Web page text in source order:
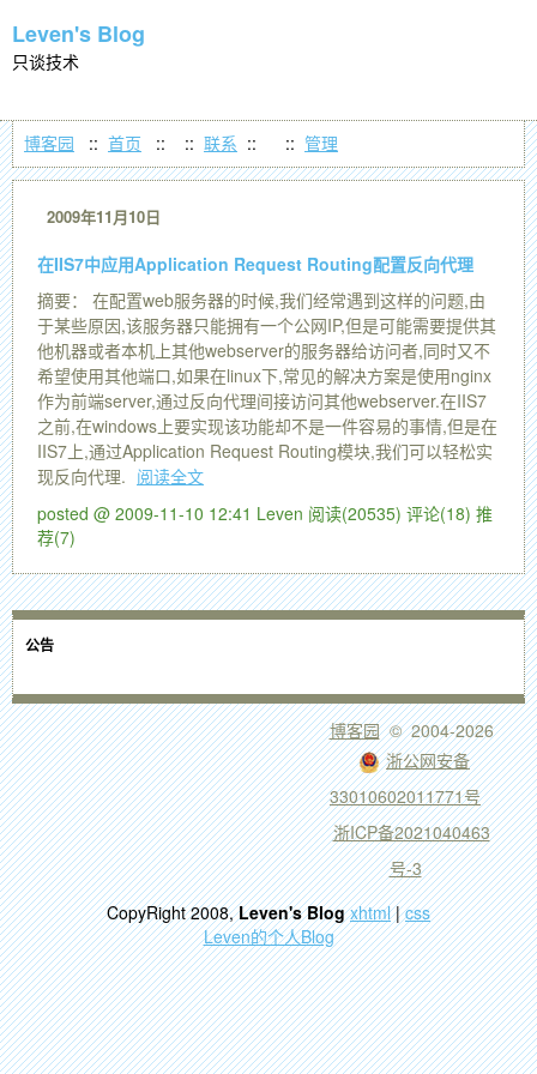
Leven's Blog
只谈技术
博客园 :: 首页 :: :: 联系 :: :: 管理
公告
2009年11月10日
在IIS7中应用Application Request Routing配置反向代理
摘要： 在配置web服务器的时候,我们经常遇到这样的问题,由
于某些原因,该服务器只能拥有一个公网IP,但是可能需要提供其
他机器或者本机上其他webserver的服务器给访问者,同时又不
希望使用其他端口,如果在linux下,常见的解决方案是使用nginx
作为前端server,通过反向代理间接访问其他webserver.在IIS7
之前,在windows上要实现该功能却不是一件容易的事情,但是在
IIS7上,通过Application Request Routing模块,我们可以轻松实
现反向代理. 阅读全文
posted @ 2009-11-10 12:41 Leven 阅读(20535) 评论(18) 推
荐(7)
博客园© 2004-2026
浙公网安备
33010602011771号
浙ICP备2021040463
号-3
CopyRight 2008,Leven's Blog xhtml|css
Leven的个人Blog